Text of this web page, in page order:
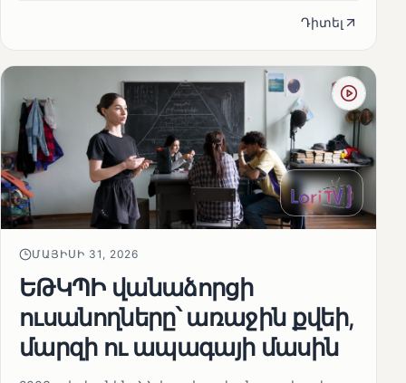
Դիտել
ՄԱՅԻՍԻ 31, 2026
ԵԹԿՊԻ վանաձորցի
ուսանողները՝ առաջին քվեի,
մարզի ու ապագայի մասին